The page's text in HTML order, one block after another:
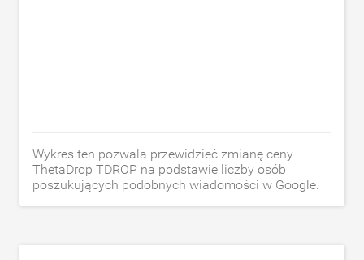
Wykres ten pozwala przewidzieć zmianę ceny
ThetaDrop TDROP na podstawie liczby osób
poszukujących podobnych wiadomości w Google.